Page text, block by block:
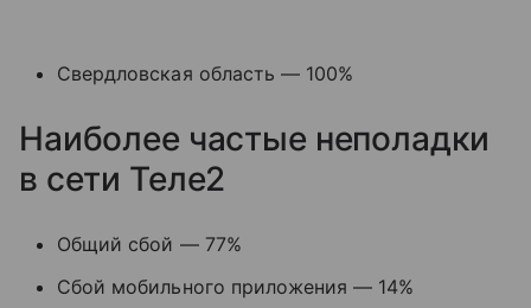
Свердловская область — 100%
Наиболее частые неполадки
в сети Теле2
Общий сбой — 77%
Сбой мобильного приложения — 14%